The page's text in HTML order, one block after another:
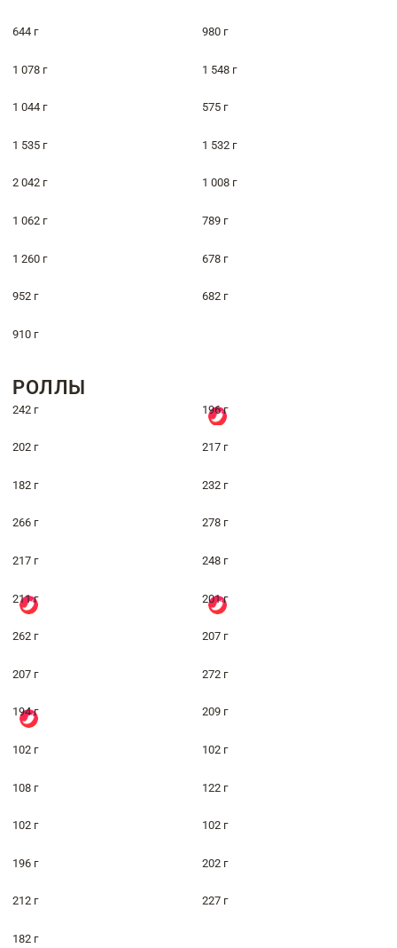
644 г 980 г
1 078 г 1 548 г
1 044 г 575 г
1 535 г 1 532 г
2 042 г 1 008 г
1 062 г 789 г
1 260 г 678 г
952 г 682 г
910 г
РОЛЛЫ
242 г 196 г
202 г 217 г
182 г 232 г
266 г 278 г
217 г 248 г
211 г 201 г
262 г 207 г
207 г 272 г
194 г 209 г
102 г 102 г
108 г 122 г
102 г 102 г
196 г 202 г
212 г 227 г
182 г